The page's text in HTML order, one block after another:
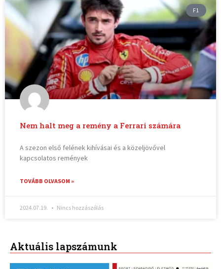
F1
Nem halt meg a remény a Ferrari számára
A szezon első felének kihívásai és a közeljövővel
kapcsolatos remények
TOVÁBB OLVASOM »
2024.07.19. Nincs hozzászólás
Aktuális lapszámunk